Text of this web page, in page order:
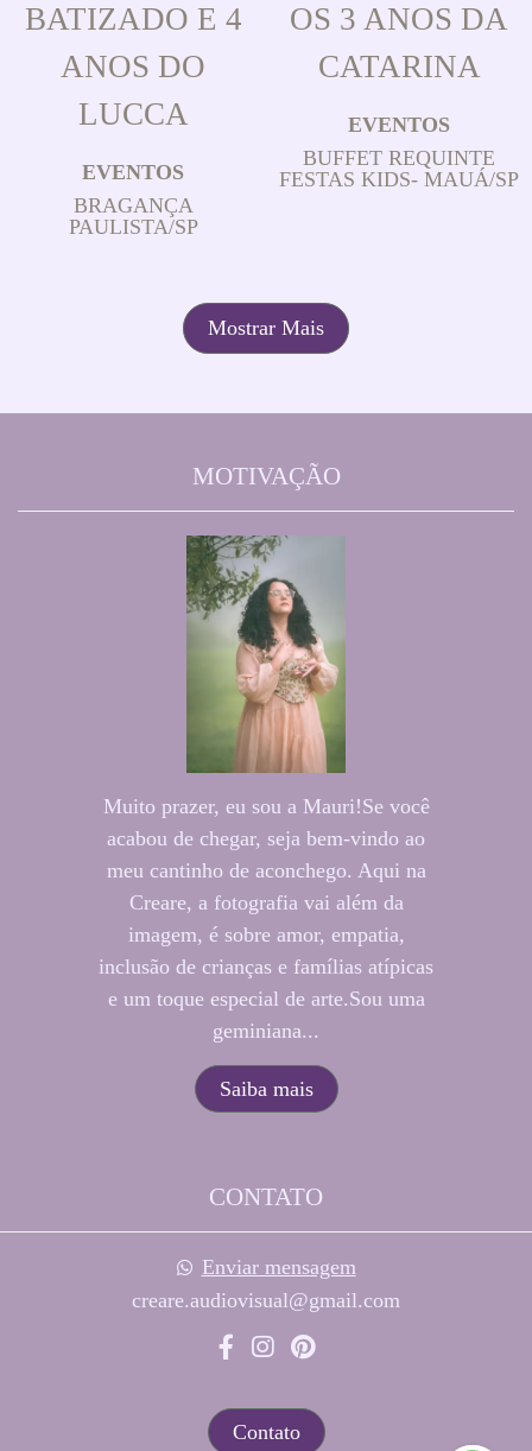
BATIZADO E 4
ANOS DO
LUCCA
EVENTOS
BRAGANÇA
PAULISTA/SP
OS 3 ANOS DA
CATARINA
EVENTOS
BUFFET REQUINTE
FESTAS KIDS- MAUÁ/SP
Mostrar Mais
MOTIVAÇÃO
Muito prazer, eu sou a Mauri!Se você
acabou de chegar, seja bem-vindo ao
meu cantinho de aconchego. Aqui na
Creare, a fotografia vai além da
imagem, é sobre amor, empatia,
inclusão de crianças e famílias atípicas
e um toque especial de arte.Sou uma
geminiana...
Saiba mais
CONTATO
Enviar mensagem
creare.audiovisual@gmail.com
Contato